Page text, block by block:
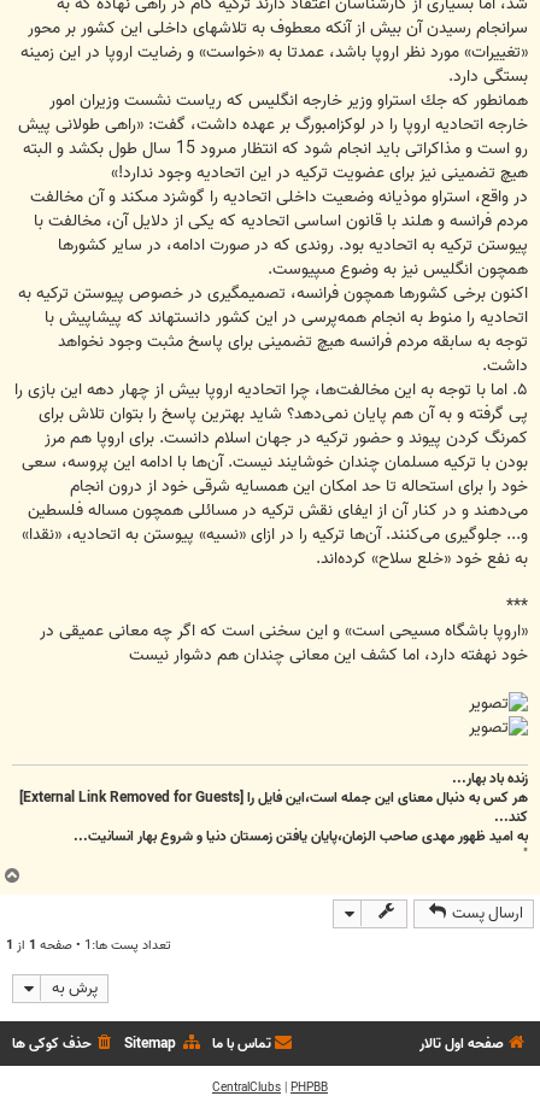
سرانجام رسیدن آن بیش از آنكه معطوف به تلاش‏هاى داخلى این كشور بر محور
«تغییرات» مورد نظر اروپا باشد، عمدتا به «خواست» و رضایت اروپا در این زمینه
بستگى دارد.
همانطور كه جك استراو وزیر خارجه انگلیس كه ریاست نشست وزیران امور
خارجه اتحادیه اروپا را در لوكزامبورگ بر عهده داشت، گفت: «راهى طولانى پیش
رو است و مذاكراتى باید انجام شود كه انتظار مى‏رود 15 سال طول بكشد و البته
هیچ تضمینى نیز براى عضویت تركیه در این اتحادیه وجود ندارد!»
در واقع، استراو موذیانه وضعیت داخلى اتحادیه را گوشزد مى‏كند و آن مخالفت
مردم فرانسه و هلند با قانون اساسى اتحادیه كه یكى از دلایل آن، مخالفت با
پیوستن تركیه به اتحادیه بود. روندى كه در صورت ادامه، در سایر كشورها
همچون انگلیس نیز به وضوع مى‏پیوست.
اكنون برخى كشورها همچون فرانسه، تصمیم‏گیرى در خصوص پیوستن تركیه به
اتحادیه را منوط به انجام همه‌پرسى در این كشور دانسته‏اند كه پیشاپیش با
توجه به سابقه مردم فرانسه هیچ تضمینى براى پاسخ مثبت وجود نخواهد
داشت.
۵. اما با توجه به این مخالفت‌ها، چرا اتحادیه اروپا بیش از چهار دهه این بازی را
پی گرفته و به آن هم پایان نمی‌دهد؟ شاید بهترین پاسخ را بتوان تلاش برای
كمرنگ كردن پیوند و حضور تركیه در جهان اسلام دانست. برای اروپا هم مرز
بودن با تركیه مسلمان چندان خوشایند نیست. آن‌ها با ادامه این پروسه، سعی
خود را برای استحاله تا حد امكان این همسایه شرقی خود از درون انجام
می‌‌دهند و در كنار آن از ایفای نقش تركیه در مسائلی همچون مساله فلسطین
و... جلوگیری می‌كنند. آن‌ها تركیه را در ازای «نسیه» پیوستن به اتحادیه، «نقدا»
به نفع خود «خلع سلاح» كرده‌اند.
***
«اروپا باشگاه مسیحى است» و این سخنى است كه اگر چه معانى عمیقى در
خود نهفته دارد، اما كشف این معانى چندان هم دشوار نیست
زنده باد بهار...
هر کس به دنبال معنای این جمله است،این فایل را[External Link Removed for Guests]
کند...
به امید ظهور مهدی صاحب الزمان،پایان یافتن زمستان دنیا و شروع بهار انسانیت...
"
ارسال پست
تعداد پست ها:1 • صفحه 1 از 1
پرش به
صفحه اول تالار حذف کوکی ها Sitemap تماس با ما
PHPBB
|
CentralClubs